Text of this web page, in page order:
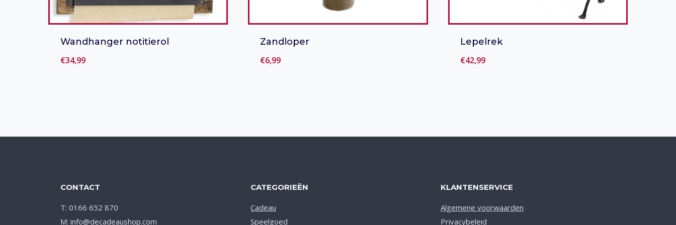
Wandhanger notitierol
€34,99
Zandloper
€6,99
Lepelrek
€42,99
CONTACT
T: 0166 652 870
M: info@decadeaushop.com
CATEGORIEËN
Cadeau
Speelgoed
KLANTENSERVICE
Algemene voorwaarden
Privacybeleid